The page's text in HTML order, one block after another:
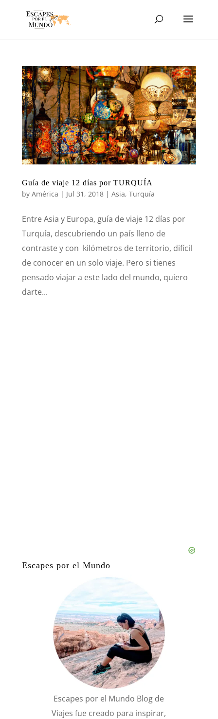
Guía de viaje 12 días por TURQUÍA
by América | Jul 31, 2018| Asia, Turquía
Entre Asia y Europa, guía de viaje 12 días por
Turquía, descubriendo un país lleno de
contraste y con kilómetros de territorio, difícil
de conocer en un solo viaje. Pero si tienes
pensado viajar a este lado del mundo, quiero
darte...
Escapes por el Mundo
Escapes por el Mundo Blog de
Viajes fue creado para inspirar,